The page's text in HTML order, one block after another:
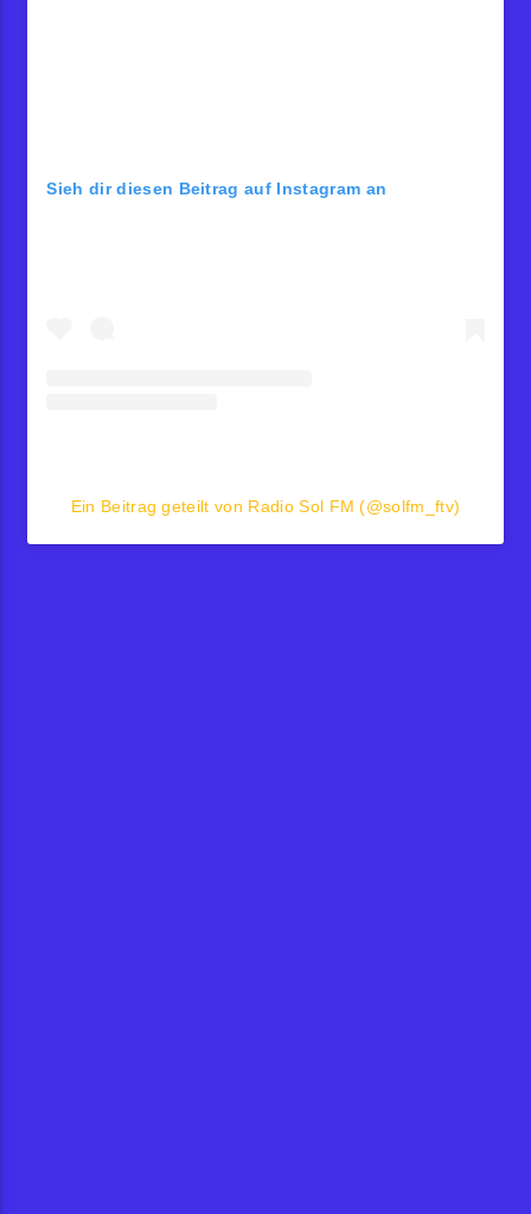
Sieh dir diesen Beitrag auf Instagram an
Ein Beitrag geteilt von Radio Sol FM (@solfm_ftv)